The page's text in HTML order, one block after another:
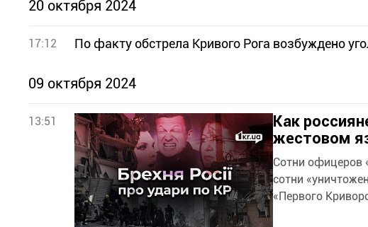
20 октября 2024
17:12 По факту обстрела Кривого Рога возбуждено
09 октября 2024
13:51
Как
жестовом
Сотни офицеров
сотни
«Первого